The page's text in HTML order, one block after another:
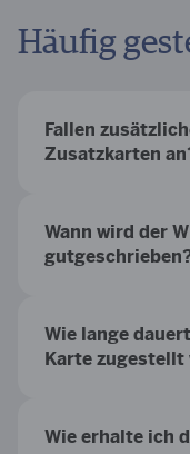
Häufig
Fallen
Zusatzkarten
Wann wird der
Wie lange
Karte zugestellt
Wie erhalte ich